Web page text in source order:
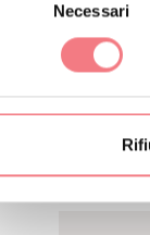
Necessari